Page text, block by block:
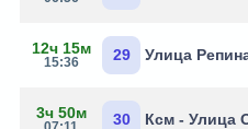
12ч 15м
15:36 29 Улица
3ч 50м 30 Ксм - Улица